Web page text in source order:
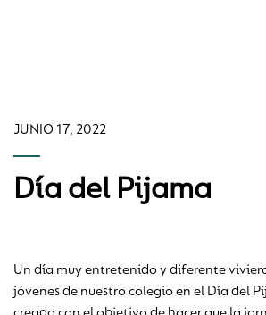
JUNIO 17, 2022
Día del Pijama
Un día muy entretenido y diferente
jóvenes de nuestro colegio en el Día del